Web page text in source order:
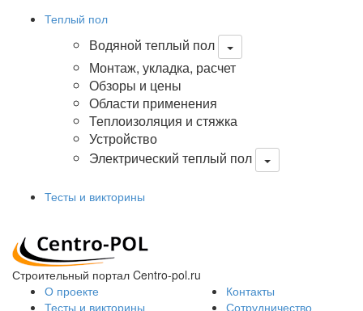
Теплый пол
Водяной теплый пол
Монтаж, укладка, расчет
Обзоры и цены
Области применения
Теплоизоляция и стяжка
Устройство
Электрический теплый пол
Тесты и викторины
Строительный портал Centro-pol.ru
О проекте
Тесты и викторины
Контакты
Сотрудничество